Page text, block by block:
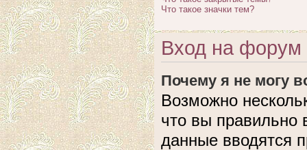
Что такое значки тем?
Вход на форум
Почему я не могу
Возможно
что вы правильно
данные вводятся